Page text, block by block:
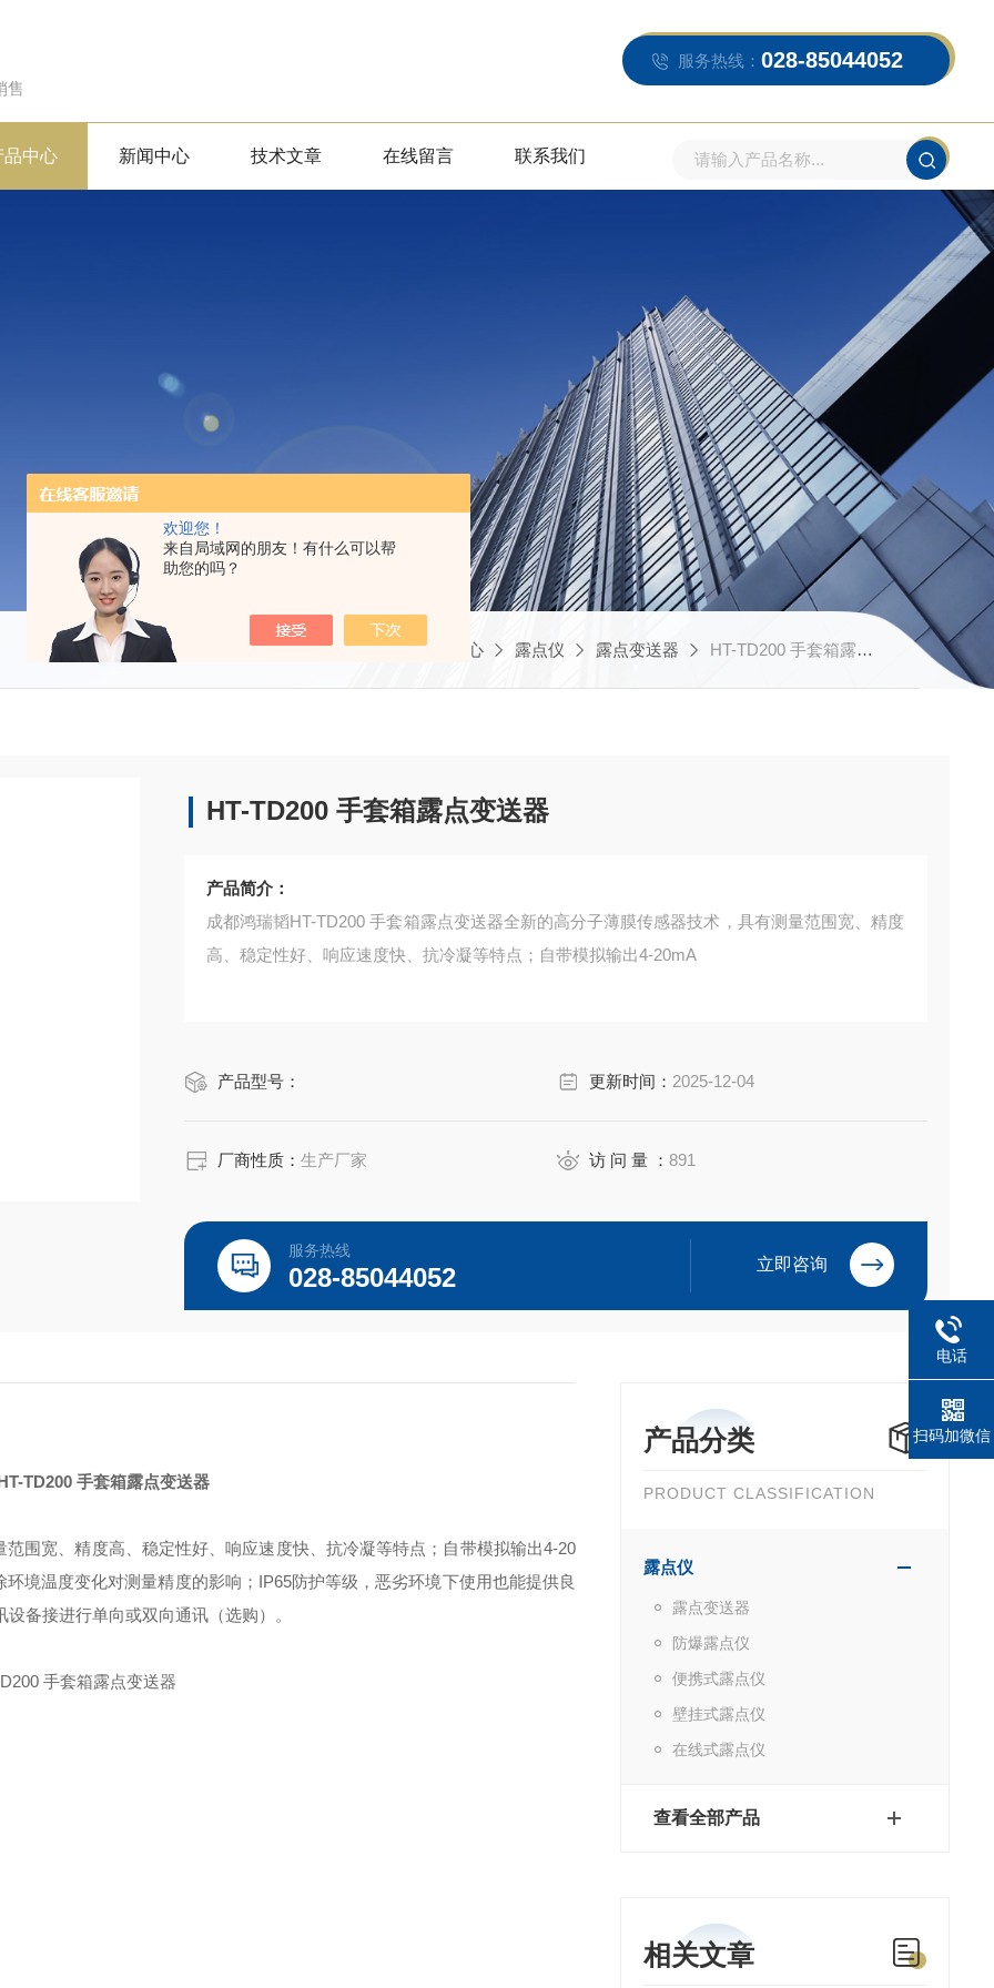
欢迎您！
来自局域网的朋友！有什么可以帮
助您的吗？
售
服务热线： 028-85044052
品中心 新闻中心 技术文章 在线留言 联系我们
当前位置：首页 产品中心 露点仪 露点变送器 HT-TD200 手套箱露点变送器
HT-TD200 手套箱露点变送器
产品简介：
成都鸿瑞韬HT-TD200 手套箱露点变送器全新的高分子薄膜传感器技术，具有测量范围宽、精度
高、稳定性好、响应速度快、抗冷凝等特点；自带模拟输出4-20mA
产品型号： 更新时间： 2025-12-04
厂商性质：生产厂家 访 问 量 ：891
服务热线
028-85044052 立即咨询
产品分类
PRODUCT CLASSIFICATION
露点仪
露点变送器
防爆露点仪
便携式露点仪
壁挂式露点仪
在线式露点仪
查看全部产品
相关文章
TD200 手套箱露点变送器
范围宽、精度高、稳定性好、响应速度快、 抗冷凝等特点； 自带模拟输出4-20
环境温度变化对测量精度的影响； IP65防护等级，恶劣环境下使用也能提供良
设备接进行单向或双向通讯 （选购） 。
电话
扫码加微信